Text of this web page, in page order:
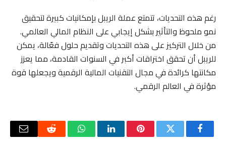
رغم هذه التحديات، تتمتع عملة الريبل بإمكانيات كبيرة لتحقيق
نمو ملحوظ والتأثير بشكل إيجابي على النظام المالي العالمي.
من خلال التركيز على هذه التحديات وتقديم حلول فعّالة، يمكن
للريبل أن تحقق اختراقات أكبر في السنوات القادمة، مما يعزز
مكانتها كرائدة في مجال التقنيات المالية الرقمية ويجعلها قوة
مؤثرة في العالم الرقمي.
فيسبوكتويتر بينتيريستلينكدإن واتسابرديت
البريد